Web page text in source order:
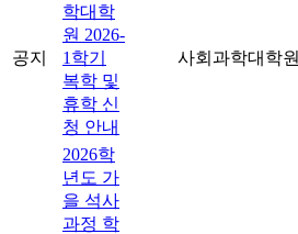
공지
학대학
원 2026-
1학기
복학 및
휴학 신
청 안내
사회과학대학원
2026학
년도 가
을 석사
과정 학